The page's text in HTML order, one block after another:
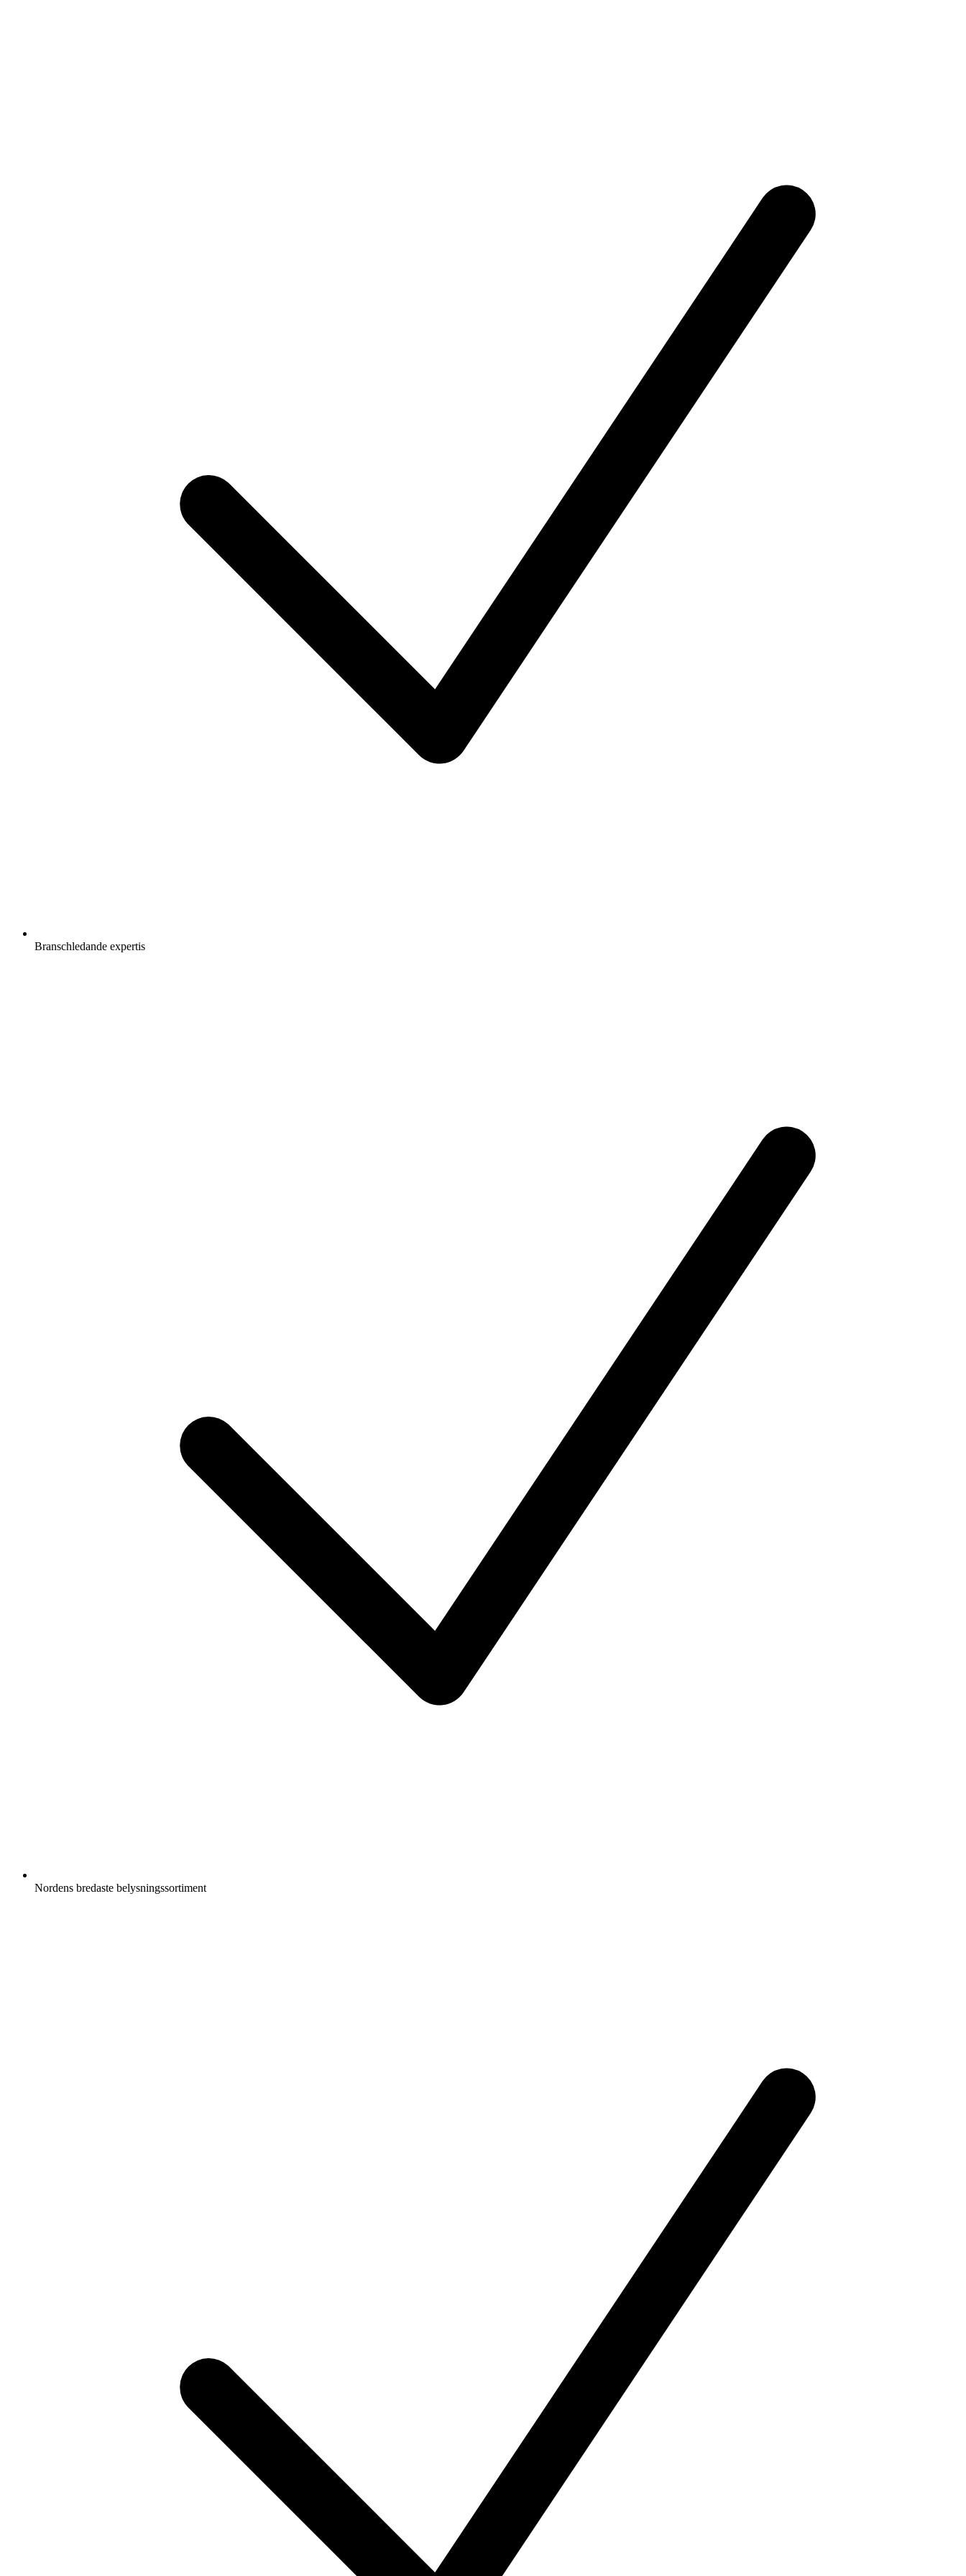
Branschledande expertis
Nordens bredaste belysningssortiment